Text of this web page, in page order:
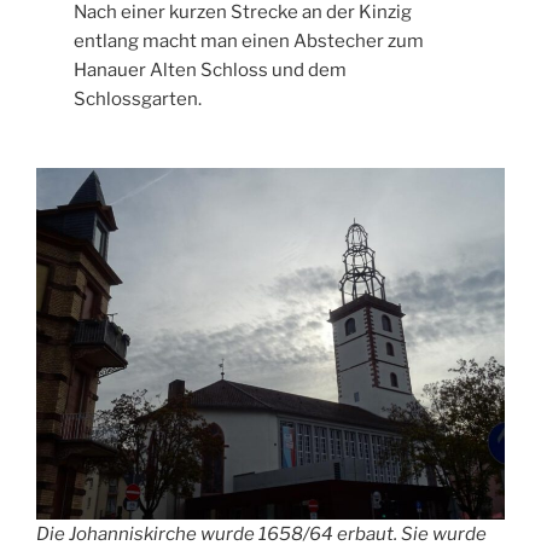
Nach einer kurzen Strecke an der Kinzig
entlang macht man einen Abstecher zum
Hanauer Alten Schloss und dem
Schlossgarten.
Die Johanniskirche wurde 1658/64 erbaut. Sie wurde